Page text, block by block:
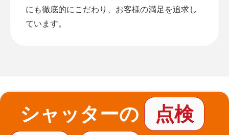
にも徹底的にこだわり、お客様の満足を追求し
ています。
シャッターの
点検